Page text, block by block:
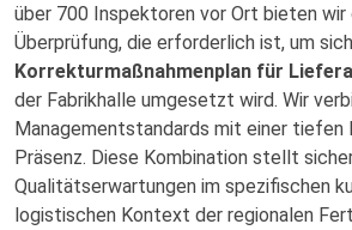
über 700 Inspektoren vor Ort bieten wir
Überprüfung, die erforderlich ist, um
Korrekturmaßnahmenplan für
der Fabrikhalle umgesetzt wird. Wir
Managementstandards mit einer tiefen
Präsenz. Diese Kombination stellt
Qualitätserwartungen im spezifischen
logistischen Kontext der regionalen